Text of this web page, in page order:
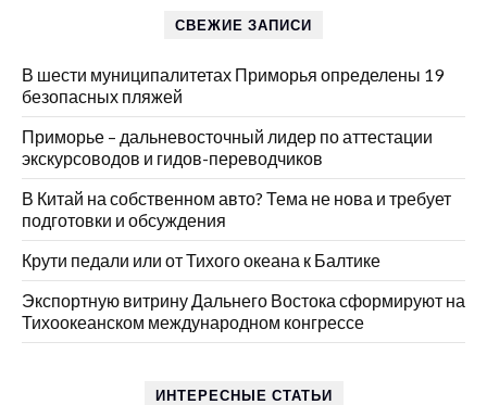
СВЕЖИЕ ЗАПИСИ
В шести муниципалитетах Приморья определены 19
безопасных пляжей
Приморье – дальневосточный лидер по аттестации
экскурсоводов и гидов-переводчиков
В Китай на собственном авто? Тема не нова и требует
подготовки и обсуждения
Крути педали или от Тихого океана к Балтике
Экспортную витрину Дальнего Востока сформируют на
Тихоокеанском международном конгрессе
ИНТЕРЕСНЫЕ СТАТЬИ